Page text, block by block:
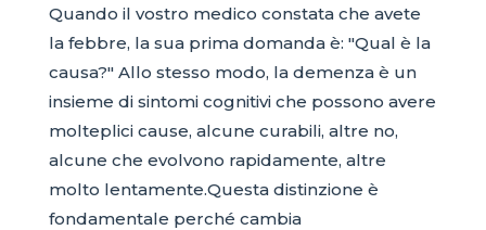
Quando il vostro medico constata che avete
la febbre, la sua prima domanda è: "Qual è la
causa?" Allo stesso modo, la demenza è un
insieme di sintomi cognitivi che possono avere
molteplici cause, alcune curabili, altre no,
alcune che evolvono rapidamente, altre
molto lentamente.Questa distinzione è
fondamentale perché cambia